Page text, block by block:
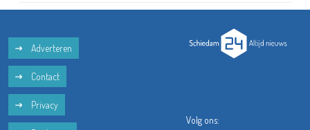
Adverteren
Contact
Privacy
Volg ons: